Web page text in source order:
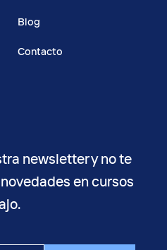
Blog
Contacto
newsletter y no te
en cursos